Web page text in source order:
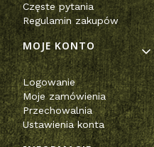
Częste pytania
Regulamin zakupów
MOJE KONTO
Logowanie
Moje zamówienia
Przechowalnia
Ustawienia konta